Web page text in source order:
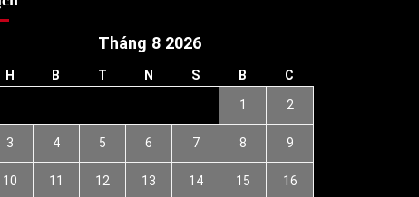
Tháng 8 2026
H B T N S B C
1 2
3 4 5 6 7 8 9
10 11 12 13 14 15 16